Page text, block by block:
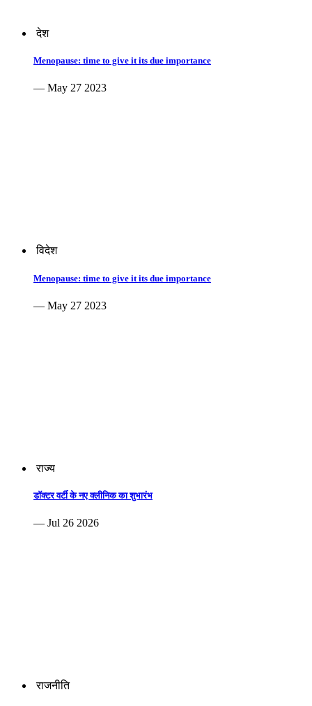
देश
Menopause: time to give it its due importance
— May 27 2023
विदेश
Menopause: time to give it its due importance
— May 27 2023
राज्य
डॉक्टर वर्टी के नए क्लीनिक का शुभारंभ
— Jul 26 2026
राजनीति